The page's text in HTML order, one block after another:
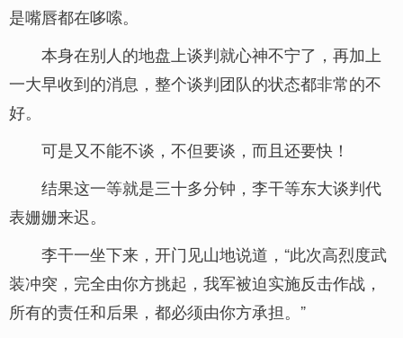
是嘴唇都在哆嗦。
本身在别人的地盘上谈判就心神不宁了，再加上
一大早收到的消息，整个谈判团队的状态都非常的不
好。
可是又不能不谈，不但要谈，而且还要快！
结果这一等就是三十多分钟，李干等东大谈判代
表姗姗来迟。
李干一坐下来，开门见山地说道，“此次高烈度武
装冲突，完全由你方挑起，我军被迫实施反击作战，
所有的责任和后果，都必须由你方承担。”